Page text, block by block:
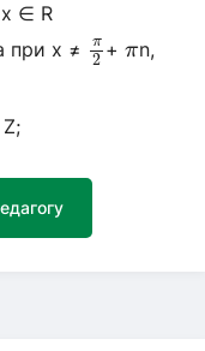
∈ R
при x ≠
π
2
π 2
+π
πn,